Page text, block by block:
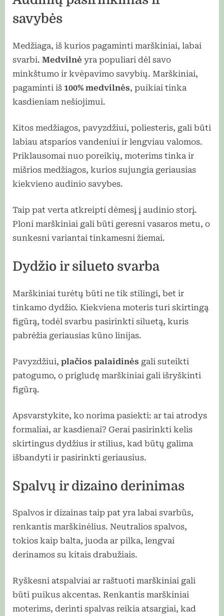
savybės
Medžiaga, iš kurios pagaminti marškiniai, labai
svarbi. Medvilnė yra populiari dėl savo
minkštumo ir kvėpavimo savybių. Marškiniai,
pagaminti iš 100% medvilnės, puikiai tinka
kasdieniam nešiojimui.
Kitos medžiagos, pavyzdžiui, poliesteris, gali būti
labiau atsparios vandeniui ir lengviau valomos.
Priklausomai nuo poreikių, moterims tinka ir
mišrios medžiagos, kurios sujungia geriausias
kiekvieno audinio savybes.
Taip pat verta atkreipti dėmesį į audinio storį.
Ploni marškiniai gali būti geresni vasaros metu, o
sunkesni variantai tinkamesni žiemai.
Dydžio ir silueto svarba
Marškiniai turėtų būti ne tik stilingi, bet ir
tinkamo dydžio. Kiekviena moteris turi skirtingą
figūrą, todėl svarbu pasirinkti siluetą, kuris
pabrėžia geriausias kūno linijas.
Pavyzdžiui, plačios palaidinės gali suteikti
patogumo, o prigludę marškiniai gali išryškinti
figūrą.
Apsvarstykite, ko norima pasiekti: ar tai atrodys
formaliai, ar kasdienai? Gerai pasirinkti kelis
skirtingus dydžius ir stilius, kad būtų galima
išbandyti ir pasirinkti geriausius.
Spalvų ir dizaino derinimas
Spalvos ir dizainas taip pat yra labai svarbūs,
renkantis marškinėlius. Neutralios spalvos,
tokios kaip balta, juoda ar pilka, lengvai
derinamos su kitais drabužiais.
Ryškesni atspalviai ar raštuoti marškiniai gali
būti puikus akcentas. Renkantis marškiniai
moterims, derinti spalvas reikia atsargiai, kad